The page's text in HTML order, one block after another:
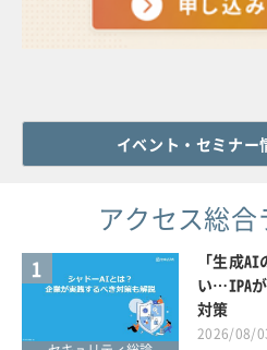
イベント・セミナ
アクセス総
1
「生成
い…IPA
対策
2026/08/